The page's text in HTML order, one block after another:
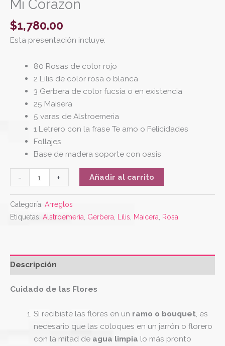
Mi Corazón
$1,780.00
Esta presentación incluye:
80 Rosas de color rojo
2 Lilis de color rosa o blanca
3 Gerbera de color fucsia o en existencia
25 Maisera
5 varas de Alstroemeria
1 Letrero con la frase Te amo o Felicidades
Follajes
Base de madera soporte con oasis
- + Añadir al carrito
Categoría: Arreglos
Etiquetas: Alstroemeria Gerbera Lilis Maicera Rosa
Descripción
Cuidado de las Flores
Si recibiste las flores en un ramo o bouquet, es
necesario que las coloques en un jarrón o florero
con la mitad de agua limpia lo más pronto